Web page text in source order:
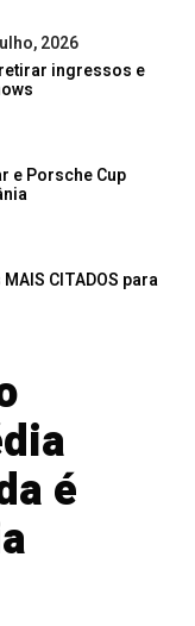
2026
ingressos e
e Porsche Cup
CITADOS para
é